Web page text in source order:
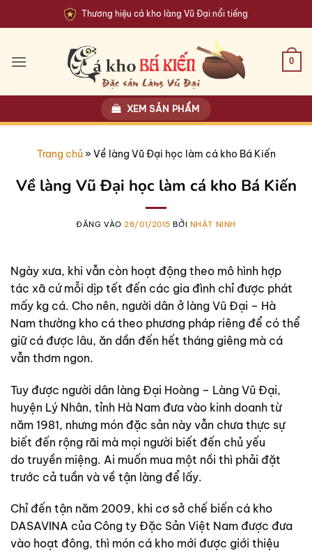
qua
dung
Thương hiệu cá kho làng Vũ Đại nổi tiếng
0
XEM SẢN PHẨM
Trang chủ»Về làng Vũ Đại học làm cá kho Bá Kiến
Về làng Vũ Đại học làm cá kho Bá Kiến
ĐĂNG VÀO 28/01/2015 BỞI NHẬT NINH
Ngày xưa, khi vẫn còn hoạt động theo mô hình hợp
tác xã cứ mỗi dịp tết đến các gia đình chỉ được phát
mấy kg cá. Cho nên, người dân ở làng Vũ Đại – Hà
Nam thường kho cá theo phương pháp riêng để có thể
giữ cá được lâu, ăn dần đến hết tháng giêng mà cá
vẫn thơm ngon.
Tuy được người dân làng Đại Hoàng – Làng Vũ Đại,
huyện Lý Nhân, tỉnh Hà Nam đưa vào kinh doanh từ
năm 1981, nhưng món đặc sản này vẫn chưa thực sự
biết đến rộng rãi mà mọi người biết đến chủ yếu
do truyền miệng. Ai muốn mua một nồi thì phải đặt
trước cả tuần và về tận làng để lấy.
Chỉ đến tận năm 2009, khi cơ sở chế biến cá kho
DASAVINA của Công ty Đặc Sản Việt Nam được đưa
vào hoạt đông, thì món cá kho mới được giới thiệu